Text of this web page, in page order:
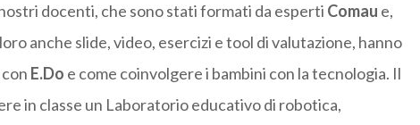
docenti, che sono stati formati da esperti Comau e,
anche slide, video, esercizi e tool di valutazione, hanno
E.Do e come coinvolgere i bambini con la tecnologia. Il
in classe un Laboratorio educativo di robotica,